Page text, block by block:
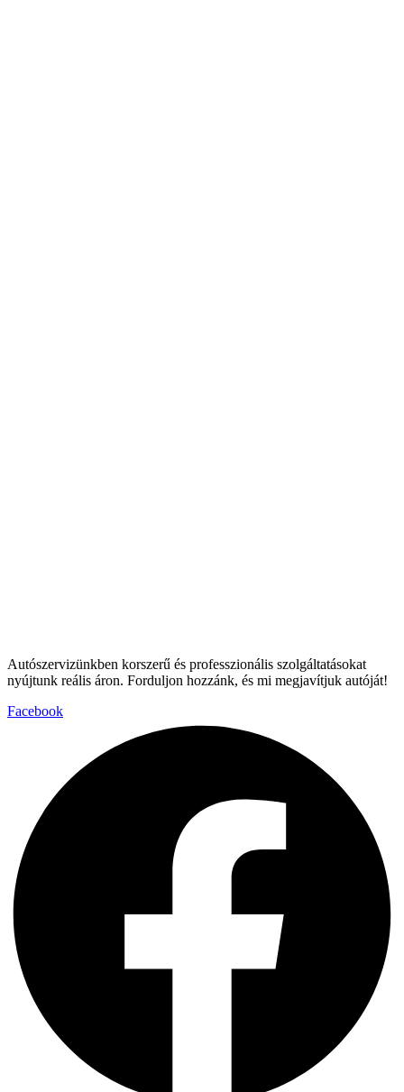
Autószervizünkben korszerű és professzionális szolgáltatásokat
nyújtunk reális áron. Forduljon hozzánk, és mi megjavítjuk autóját!
Facebook